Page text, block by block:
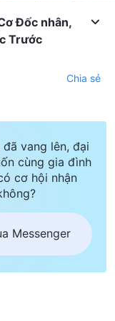
Đốc nhân,
Trước
Chia sẻ
vang lên, đại
cùng gia đình
cơ hội nhận
Messenger